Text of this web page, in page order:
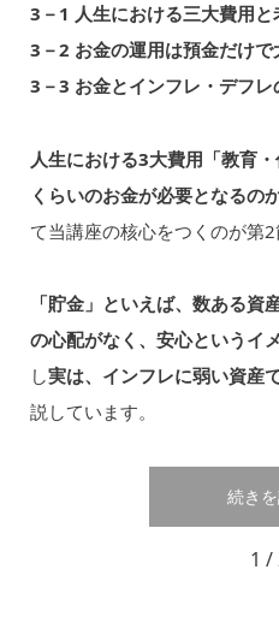
3－1 人生における三大費用
3－2 お金の運用は預金だけで
3－3 お金とインフレ・デフレ
人生における3大費用「教育・
くらいのお金が必要となるの
て当講座の核心をつくのが第2
「貯金」といえば、数ある
の心配がなく、安心というイ
し実は、インフレに弱い資産
説しています。
続き
1 /